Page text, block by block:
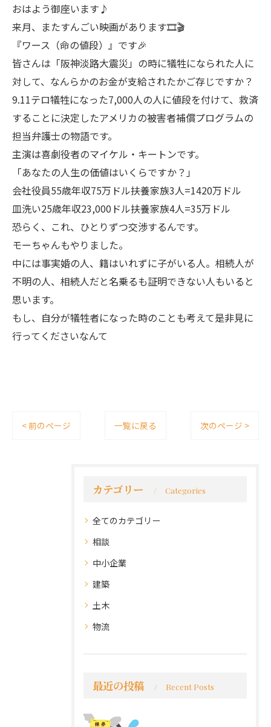
おはよう御座います♪
来月、またすんごい映画があります🎞🎬
『ワース（命の値段）』です🎉
皆さんは「阪神淡路大震災」の時に犠牲になられた人に
対して、なんらかのお金が支給されたかご存じですか？
9.11テロ犠牲になった7,000人の人に値段を付けて、救済
することに決定したアメリカの被害者補償プログラムの
担当弁護士の物語です。
主演は喜劇役者のマイケル・キートンです。
「あなたの人生の価値はいくらですか？」
会社役員55歳年収75万ドル扶養家族3人=1420万ドル
皿洗い25歳年収23,000ドル扶養家族4人=35万ドル
恐らく、これ、ひとりずつ交渉するんです。
モーちゃんもやりました。
中には事実婚の人、籍はいれずに子がいる人。相続人が
不明の人、相続人だと名乗るも証明できない人もいると
思います。
もし、自分が犠牲者になった時のことも考えて是非見に
行ってくださいなんて
< 前のページ 一覧に戻る 次のページ >
カテゴリー Categories
全てのカテゴリー
相談
中小企業
建築
土木
物流
最近の投稿 Recent Posts